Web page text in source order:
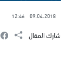
09.04.2018
12:46
شارك المقال